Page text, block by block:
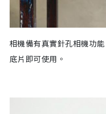
相機備有真實針孔相機功
底片即可使用。